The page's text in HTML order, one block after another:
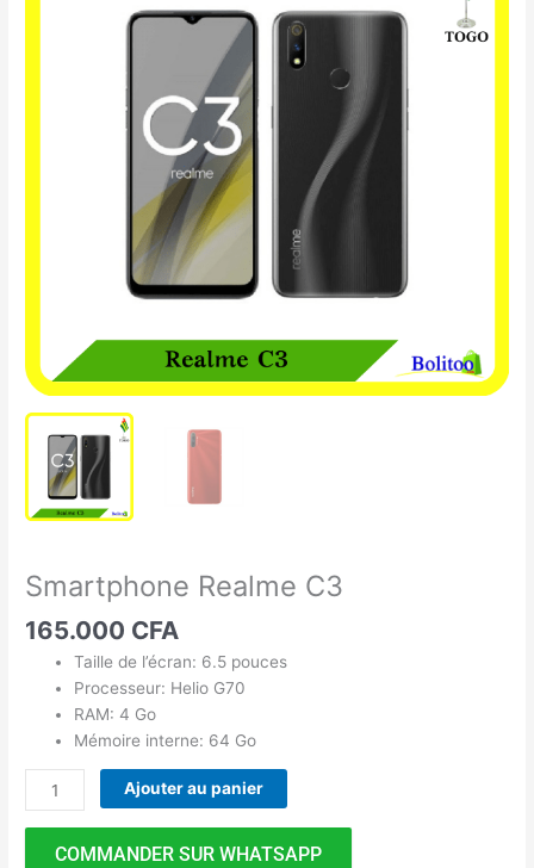
Smartphone Realme C3
165.000 CFA
Taille de l’écran: 6.5 pouces
Processeur: Helio G70
RAM: 4 Go
Mémoire interne: 64 Go
Ajouter au panier
COMMANDER SUR WHATSAPP